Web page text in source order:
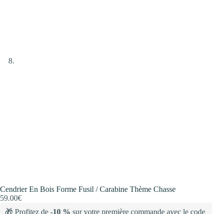
Cendrier En Bois Forme Fusil / Carabine Thème Chasse
59.00€
🎁 Profitez de -10 % sur votre première commande avec le code